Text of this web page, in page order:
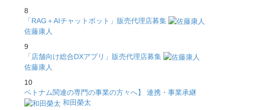
8
「RAG＋AIチャットボット」販売代理店募集
佐藤康人
9
「店舗向け総合DXアプリ」販売代理店募集
佐藤康人
10
ベトナム関連の専門の事業の方々へ】 連携・事業承継
和田榮太